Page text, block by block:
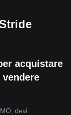
acquistare
devi